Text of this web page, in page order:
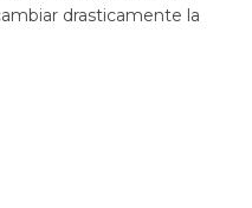
drasticamente la